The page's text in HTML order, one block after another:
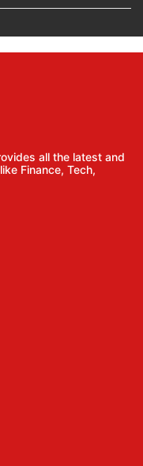
all the latest and
Finance, Tech,